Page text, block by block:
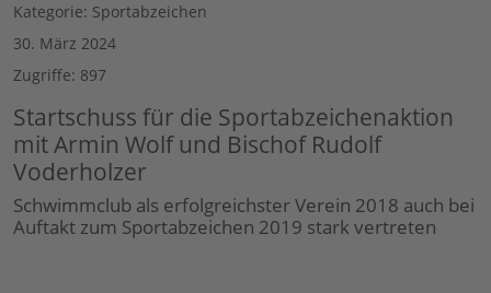
Kategorie: Sportabzeichen
30. März 2024
Zugriffe: 897
Startschuss für die Sportabzeichenaktion
mit Armin Wolf und Bischof Rudolf
Voderholzer
Schwimmclub als erfolgreichster Verein 2018 auch bei
Auftakt zum Sportabzeichen 2019 stark vertreten